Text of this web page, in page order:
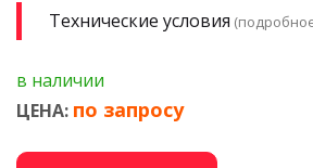
Технические условия
в наличии
ЦЕНА: по запросу